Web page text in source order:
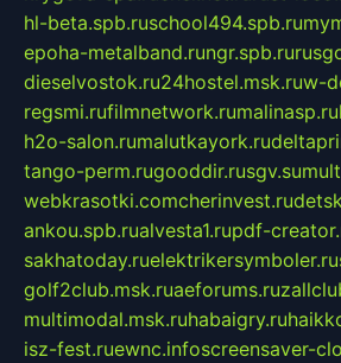
hl-beta.spb.ruschool494.spb.ru
epoha-metalband.rungr.spb.ru
dieselvostok.ru24hostel.msk.ruw-
regsmi.rufilmnetwork.rumalinasp.ru
h2o-salon.rumalutkayork.ru
tango-perm.rugooddir.rusgv.su
webkrasotki.comcherinvest.ru
ankou.spb.rualvesta1.rupdf-
sakhatoday.ruelektrikersymboler.ru
golf2club.msk.ruaeforums.ru
multimodal.msk.ruhabaigry.ru
isz-fest.ruewnc.infoscreensaver-